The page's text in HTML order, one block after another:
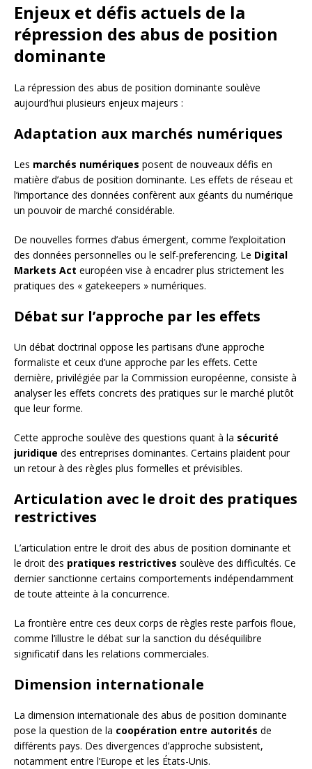
Enjeux et défis actuels de la
répression des abus de position
dominante
La répression des abus de position dominante soulève
aujourd’hui plusieurs enjeux majeurs :
Adaptation aux marchés numériques
Les marchés numériques posent de nouveaux défis en
matière d’abus de position dominante. Les effets de réseau et
l’importance des données confèrent aux géants du numérique
un pouvoir de marché considérable.
De nouvelles formes d’abus émergent, comme l’exploitation
des données personnelles ou le self-preferencing. Le Digital
Markets Act européen vise à encadrer plus strictement les
pratiques des « gatekeepers » numériques.
Débat sur l’approche par les effets
Un débat doctrinal oppose les partisans d’une approche
formaliste et ceux d’une approche par les effets. Cette
dernière, privilégiée par la Commission européenne, consiste à
analyser les effets concrets des pratiques sur le marché plutôt
que leur forme.
Cette approche soulève des questions quant à la sécurité
juridique des entreprises dominantes. Certains plaident pour
un retour à des règles plus formelles et prévisibles.
Articulation avec le droit des pratiques
restrictives
L’articulation entre le droit des abus de position dominante et
le droit des pratiques restrictives soulève des difficultés. Ce
dernier sanctionne certains comportements indépendamment
de toute atteinte à la concurrence.
La frontière entre ces deux corps de règles reste parfois floue,
comme l’illustre le débat sur la sanction du déséquilibre
significatif dans les relations commerciales.
Dimension internationale
La dimension internationale des abus de position dominante
pose la question de la coopération entre autorités de
différents pays. Des divergences d’approche subsistent,
notamment entre l’Europe et les États-Unis.